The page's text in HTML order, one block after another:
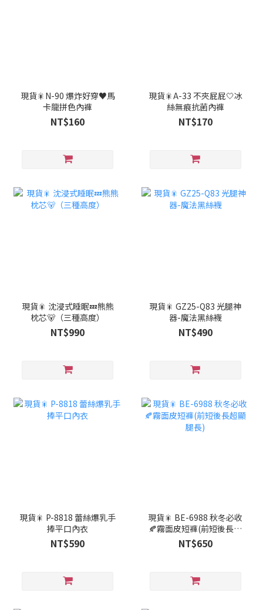
現貨🎇N-90 爆炸好穿♥️馬
卡龍拼色內褲
NT$160
現貨🎇A-33 不夾屁屁🤍冰
絲無痕抗菌內褲
NT$170
現貨🎇 沈浸式睡眠💤熊熊
枕芯🐻（三種高度）
NT$990
現貨🎇 GZ25-Q83 光腿神
器-魔法黑絲襪
NT$490
現貨🎇 P-8818 蕾絲爆乳手
捧平口內衣
NT$590
現貨🎇 BE-6988 秋冬必收
🍂霧面皮短褲(前短後長超
顯腿長)
NT$650